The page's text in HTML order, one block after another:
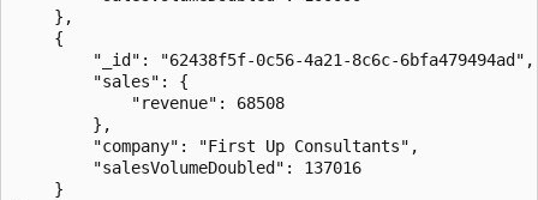
    },
    {
        "_id": "62438f5f-0c56-4a21-8c6c-6bfa479494ad",
        "sales": {
            "revenue": 68508
        },
        "company": "First Up Consultants",
        "salesVolumeDoubled": 137016
    }